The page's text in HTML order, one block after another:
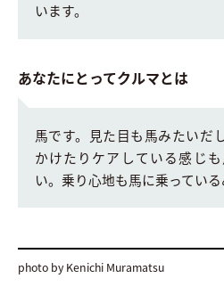
います。
あなたにとってクルマとは
馬です。見た目も馬みたいだ
かけたりケアしている感じ
い。乗り心地も馬に乗っている
photo by Kenichi Muramatsu